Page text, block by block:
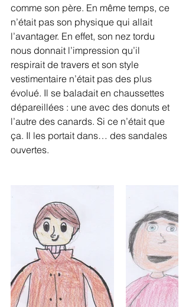
comme son père. En même temps, ce
n’était pas son physique qui allait
l’avantager. En effet, son nez tordu
nous donnait l’impression qu’il
respirait de travers et son style
vestimentaire n’était pas des plus
évolué. Il se baladait en chaussettes
dépareillées : une avec des donuts et
l’autre des canards. Si ce n’était que
ça. Il les portait dans… des sandales
ouvertes.